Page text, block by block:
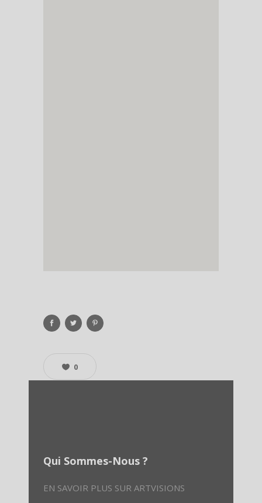
0
Qui Sommes-Nous ?
EN SAVOIR PLUS SUR ARTVISIONS